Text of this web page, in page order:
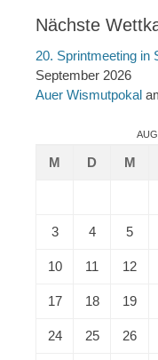
Nächste
20. Sprintmeeting in
September 2026
Auer Wismutpokal
M D M
3 4 5
10 11 12
17 18 19
24 25 26